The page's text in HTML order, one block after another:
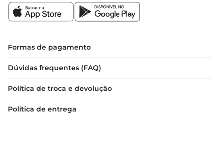
qualidades por mais tempo. Com essas dicas,
você poderá desfrutar do Vinho Chi Affani
Formas de pagamento
Dúvidas frequentes (FAQ)
Política de troca e devolução
Política de entrega